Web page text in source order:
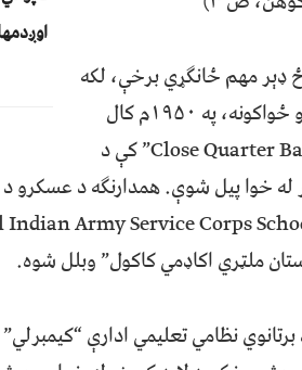
ډېر مهم ځانګړي برخې، لکه
ایس ایس جي (SSG) یا کمانډو ځواکونه، په ۱۹۵۰م کال
کې د کویټې په “Close Quarter Battle School” کې د
له خوا پیل شوې. همدارنګه د عسکرو
ملټري اکاډمي کاکول” وبلل شوه.
برتانوي نظامي تعلیمي ادارې